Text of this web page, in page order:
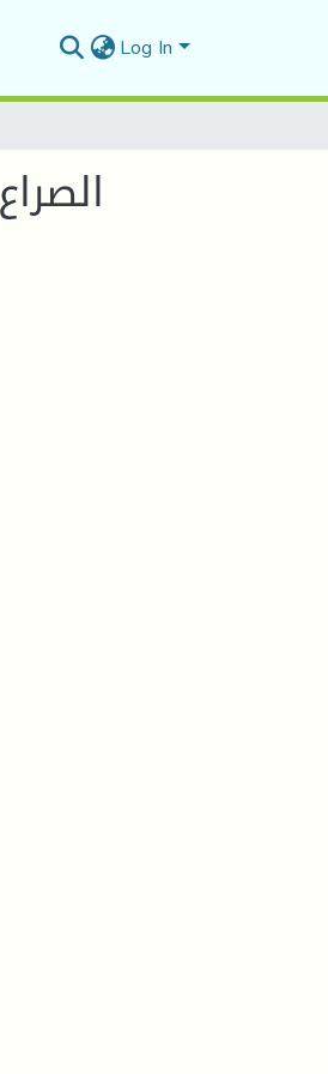
Log In